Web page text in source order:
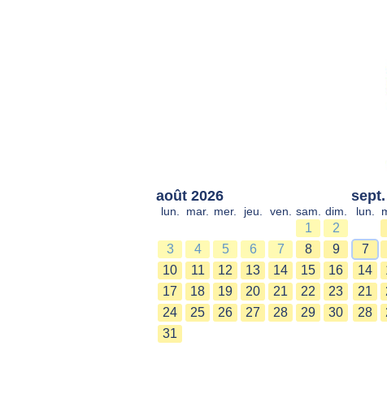
août 2026
lun. mar. mer. jeu. ven. sam. dim.
1
2
3
4 5 6 7 8
9
10
11 12 13 14 15
16
17
18 19 20 21 22
23
24
25 26 27 28 29
30
31
lun.
7
14
21
28